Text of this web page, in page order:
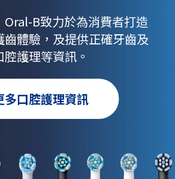
Oral-B致力於為消費者打造
體驗，及提供正確牙齒及
腔護理等資訊。
多口腔護理資訊